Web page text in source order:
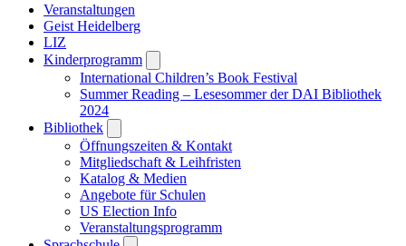
Veranstaltungen
Geist Heidelberg
LIZ
Kinderprogramm
submenu
International Children’s Book Festival
Summer Reading – Lesesommer der DAI Bibliothek
2024
Bibliothek
submenu
Öffnungszeiten & Kontakt
Mitgliedschaft & Leihfristen
Katalog & Medien
Angebote für Schulen
US Election Info
Veranstaltungsprogramm